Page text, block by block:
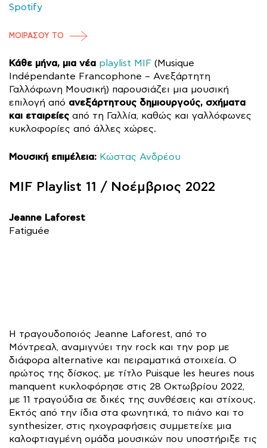
Κάθε μήνα, μια νέα playlist MIF (Musique
Indépendante Francophone – Ανεξάρτητη
Γαλλόφωνη Μουσική) παρουσιάζει μια μουσική
επιλογή από ανεξάρτητους δημιουργούς, σχήματα
και εταιρείες από τη Γαλλία, καθώς και γαλλόφωνες
κυκλοφορίες από άλλες χώρες.
Μουσική επιμέλεια: Κώστας Ανδρέου
MIF Playlist 11 / Νοέμβριος 2022
Jeanne Laforest
Fatiguée
Η τραγουδοποιός Jeanne Laforest, από το
Μόντρεαλ, αναμιγνύει την rock και την pop με
διάφορα alternative και πειραματικά στοιχεία. Ο
πρώτος της δίσκος, με τίτλο Puisque les heures nous
manquent κυκλοφόρησε στις 28 Οκτωβρίου 2022,
με 11 τραγούδια σε δικές της συνθέσεις και στίχους.
Εκτός από την ίδια στα φωνητικά, το πιάνο και το
synthesizer, στις ηχογραφήσεις συμμετείχε μια
καλοφτιαγμένη ομάδα μουσικών που υποστήριξε τις
Spotify
ΜΟΙΡΑΣΟΥ ΤΟ